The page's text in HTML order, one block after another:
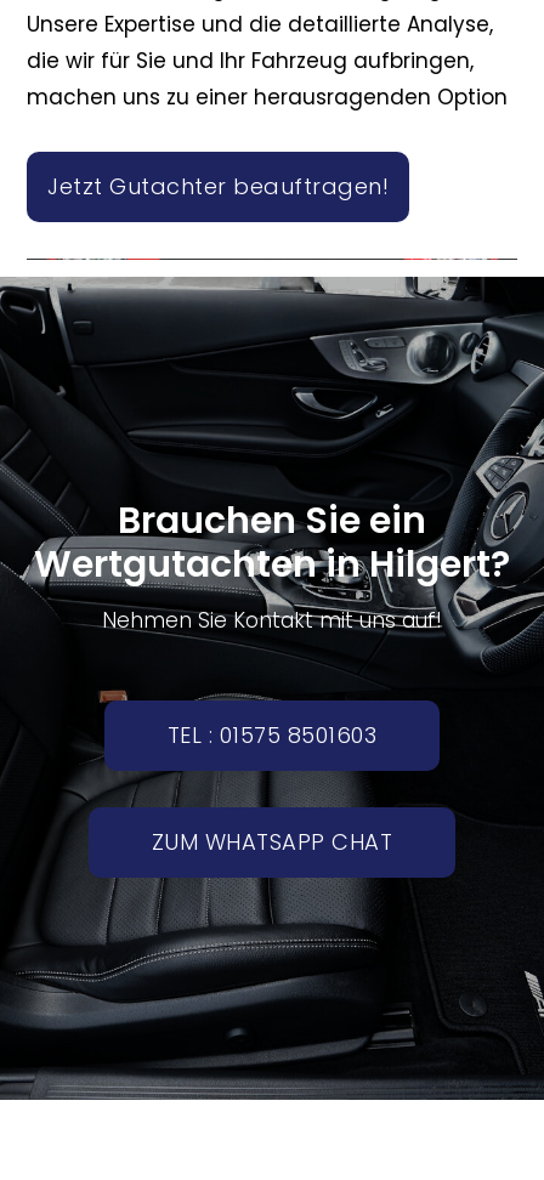
Unsere Expertise und die detaillierte Analyse,
die wir für Sie und Ihr Fahrzeug aufbringen,
machen uns zu einer herausragenden Option
Jetzt Gutachter beauftragen!
Brauchen Sie ein
Wertgutachten in Hilgert?
Nehmen Sie Kontakt mit uns auf!
TEL : 01575 8501603
ZUM WHATSAPP CHAT